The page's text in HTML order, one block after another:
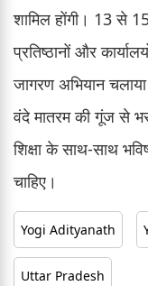
शामिल होंगी। 13 से
प्रतिष्ठानों और
जागरण अभियान
वंदे मातरम की गूंज से
शिक्षा के साथ-साथ
चाहिए।
Yogi Adityanath
Uttar Pradesh